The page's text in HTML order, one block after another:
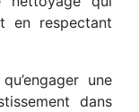
en respectant
une
dans